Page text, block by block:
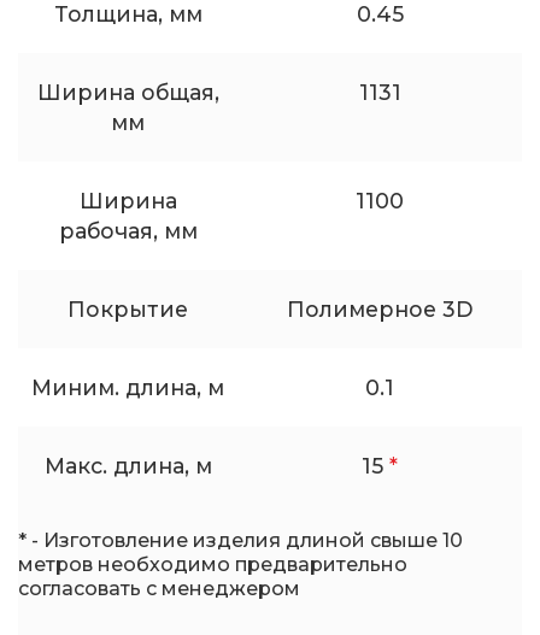
Толщина, мм 0.45
Ширина общая,
мм
1131
Ширина
рабочая, мм
1100
Покрытие Полимерное 3D
Миним. длина, м 0.1
Макс. длина, м 15 *
* - Изготовление изделия длиной свыше 10
метров необходимо предварительно
согласовать с менеджером